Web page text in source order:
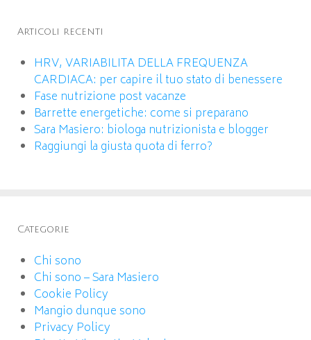
Articoli recenti
HRV, VARIABILITA DELLA FREQUENZA
CARDIACA: per capire il tuo stato di benessere
Fase nutrizione post vacanze
Barrette energetiche: come si preparano
Sara Masiero: biologa nutrizionista e blogger
Raggiungi la giusta quota di ferro?
Categorie
Chi sono
Chi sono – Sara Masiero
Cookie Policy
Mangio dunque sono
Privacy Policy